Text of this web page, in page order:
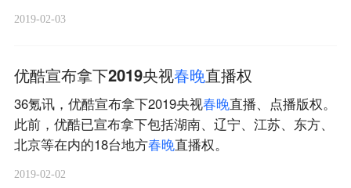
2019-02-03
优酷宣布拿下2019央视春晚直播权
36氪讯，优酷宣布拿下2019央视春晚直播、点播版权。
此前，优酷已宣布拿下包括湖南、辽宁、江苏、东方、
北京等在内的18台地方春晚直播权。
2019-02-02